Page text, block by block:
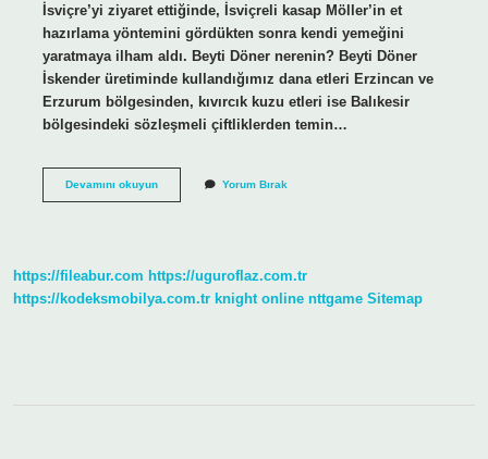
İsviçre’yi ziyaret ettiğinde, İsviçreli kasap Möller’in et
hazırlama yöntemini gördükten sonra kendi yemeğini
yaratmaya ilham aldı. Beyti Döner nerenin? Beyti Döner
İskender üretiminde kullandığımız dana etleri Erzincan ve
Erzurum bölgesinden, kıvırcık kuzu etleri ise Balıkesir
bölgesindeki sözleşmeli çiftliklerden temin…
Devamını okuyunBeyti
Yorum Bırak
https://fileabur.com https://uguroflaz.com.tr
https://kodeksmobilya.com.tr knight online nttgame Sitemap